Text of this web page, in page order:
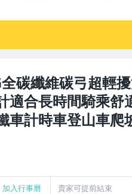
碳纖維碳弓超輕
適合長時間騎乘舒
車計時車登山車爬
加入行事曆 賣家可提前結束